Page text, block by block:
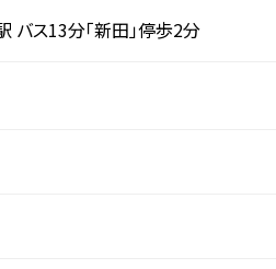
バス13分「新田」停歩2分